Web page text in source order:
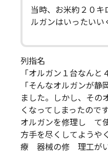
当時、お米約２０キ
ルガンはいったいい
列指名
「オルガン１台なんと
「そんなオルガンが静
ました。しかし、そ
くなってしまったの
オルガンを修理し て
方手を尽くしてようや
療 器械の修 理工がい